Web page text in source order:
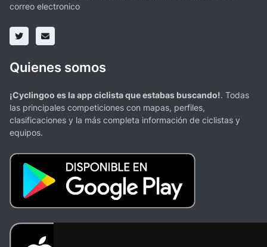
correo electronico
Quienes somos
¡Cyclingoo es la app ciclista que estabas buscando!. Todas
las principales competiciones con mapas, perfiles,
clasificaciones y la más completa información de ciclistas y
equipos.